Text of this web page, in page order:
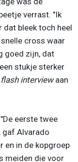
verrast. "Ik
dat bleek toch heel
cross waar
goed zijn, dat
stukje sterker
flash interviewaan
eerste twee
gaf Alvarado
en in de kopgroep
meiden die voor